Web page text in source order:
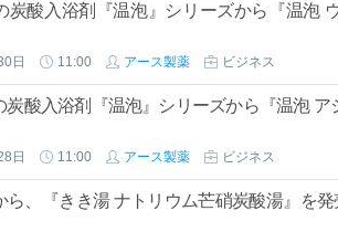
炭酸入浴剤『温泡』シリーズから『温泡
日 11:00 アース製薬 ビジネス
炭酸入浴剤『温泡』シリーズから『温泡
日 11:00 アース製薬 ビジネス
ら、『きき湯 ナトリウム芒硝炭酸湯』を